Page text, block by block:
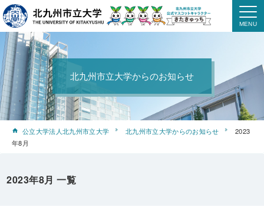
北九州市立大学からのお知らせ
公立大学法人北九州市立大学 北九州市立大学からのお知らせ
2023
年8月
2023年8月 一覧